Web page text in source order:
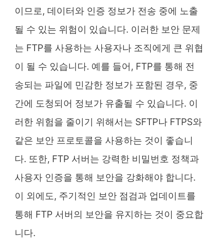
이므로, 데이터와 인증 정보가 전송 중에 노출
될 수 있는 위험이 있습니다. 이러한 보안 문제
는 FTP를 사용하는 사용자나 조직에게 큰 위협
이 될 수 있습니다. 예를 들어, FTP를 통해 전
송되는 파일에 민감한 정보가 포함된 경우, 중
간에 도청되어 정보가 유출될 수 있습니다. 이
러한 위험을 줄이기 위해서는 SFTP나 FTPS와
같은 보안 프로토콜을 사용하는 것이 좋습니
다. 또한, FTP 서버는 강력한 비밀번호 정책과
사용자 인증을 통해 보안을 강화해야 합니다.
이 외에도, 주기적인 보안 점검과 업데이트를
통해 FTP 서버의 보안을 유지하는 것이 중요합
니다.